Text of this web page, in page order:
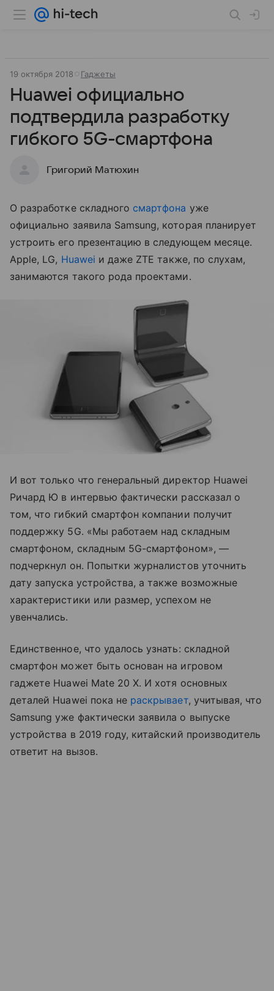
19 октября 2018 Гаджеты
Huawei официально
подтвердила разработку
гибкого 5G-смартфона
Григорий Матюхин
О разработке складного смартфона уже
официально заявила Samsung, которая планирует
устроить его презентацию в следующем месяце.
Apple, LG, Huawei и даже ZTE также, по слухам,
занимаются такого рода проектами.
И вот только что генеральный директор Huawei
Ричард Ю в интервью фактически рассказал о
том, что гибкий смартфон компании получит
поддержку 5G. «Мы работаем над складным
смартфоном, складным 5G-смартфоном», —
подчеркнул он. Попытки журналистов уточнить
дату запуска устройства, а также возможные
характеристики или размер, успехом не
увенчались.
Единственное, что удалось узнать: складной
смартфон может быть основан на игровом
гаджете Huawei Mate 20 X. И хотя основных
деталей Huawei пока не раскрывает, учитывая, что
Samsung уже фактически заявила о выпуске
устройства в 2019 году, китайский производитель
ответит на вызов.